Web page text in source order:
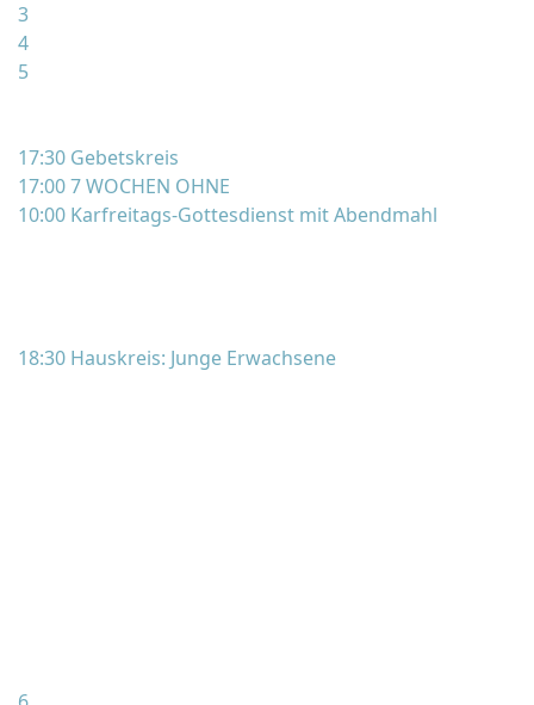
3
4
5
17:30 Gebetskreis
17:00 7 WOCHEN OHNE
10:00 Karfreitags-Gottesdienst mit Abendmahl
18:30 Hauskreis: Junge Erwachsene